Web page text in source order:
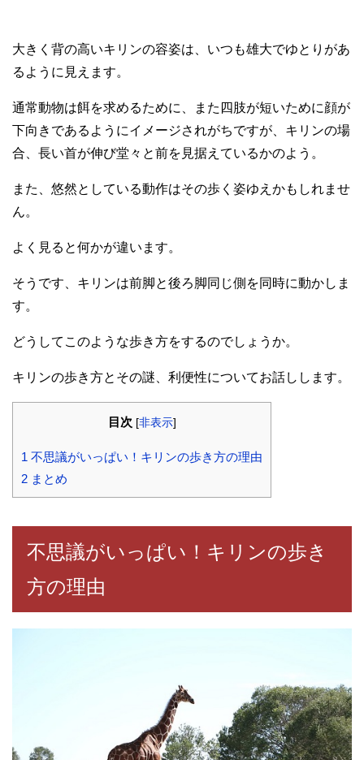
大きく背の高いキリンの容姿は、いつも雄大でゆとりがあ
るように見えます。
通常動物は餌を求めるために、また四肢が短いために顔が
下向きであるようにイメージされがちですが、キリンの場
合、長い首が伸び堂々と前を見据えているかのよう。
また、悠然としている動作はその歩く姿ゆえかもしれませ
ん。
よく見ると何かが違います。
そうです、キリンは前脚と後ろ脚同じ側を同時に動かしま
す。
どうしてこのような歩き方をするのでしょうか。
キリンの歩き方とその謎、利便性についてお話しします。
目次 [非表示]
1 不思議がいっぱい！キリンの歩き方の理由
2 まとめ
不思議がいっぱい！キリンの歩き
方の理由